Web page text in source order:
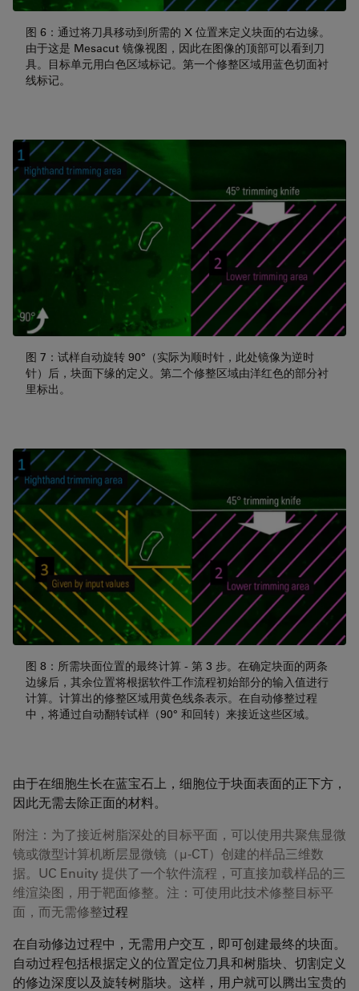
图 6：通过将刀具移动到所需的 X 位置来定义块面的右边缘。
由于这是 Mesacut 镜像视图，因此在图像的顶部可以看到刀
具。目标单元用白色区域标记。第一个修整区域用蓝色切面衬
线标记。
图 7：试样自动旋转 90°（实际为顺时针，此处镜像为逆时
针）后，块面下缘的定义。第二个修整区域由洋红色的部分衬
里标出。
图 8：所需块面位置的最终计算 - 第 3 步。在确定块面的两条
边缘后，其余位置将根据软件工作流程初始部分的输入值进行
计算。计算出的修整区域用黄色线条表示。在自动修整过程
中，将通过自动翻转试样（90° 和回转）来接近这些区域。
由于在细胞生长在蓝宝石上，细胞位于块面表面的正下方，
因此无需去除正面的材料。
附注：为了接近树脂深处的目标平面，可以使用共聚焦显微
镜或微型计算机断层显微镜（µ-CT）创建的样品三维数
据。UC Enuity 提供了一个软件流程，可直接加载样品的三
维渲染图，用于靶面修整。注：可使用此技术修整目标平
面，而无需修整过程
在自动修边过程中，无需用户交互，即可创建最终的块面。
自动过程包括根据定义的位置定位刀具和树脂块、切割定义
的修边深度以及旋转树脂块。这样，用户就可以腾出宝贵的